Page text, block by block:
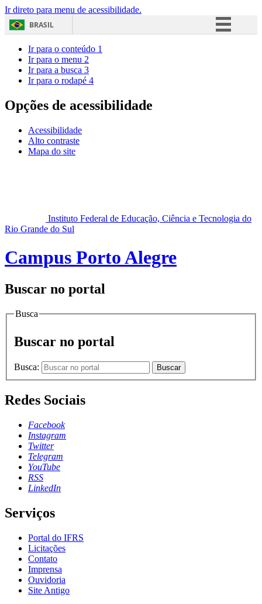
Ir direto para menu de acessibilidade.
BRASIL
Acesso à informação
Ir para o conteúdo 1
Ir para o menu 2
Ir para a busca 3
Ir para o rodapé 4
Opções de acessibilidade
Acessibilidade
Alto contraste
Mapa do site
Instituto Federal de Educação, Ciência e Tecnologia do
Rio Grande do Sul
Campus Porto Alegre
Buscar no portal
Busca
Buscar no portal
Busca: Buscar
Redes Sociais
Facebook
Instagram
Twitter
Telegram
YouTube
RSS
LinkedIn
Serviços
Portal do IFRS
Licitações
Contato
Imprensa
Ouvidoria
Site Antigo